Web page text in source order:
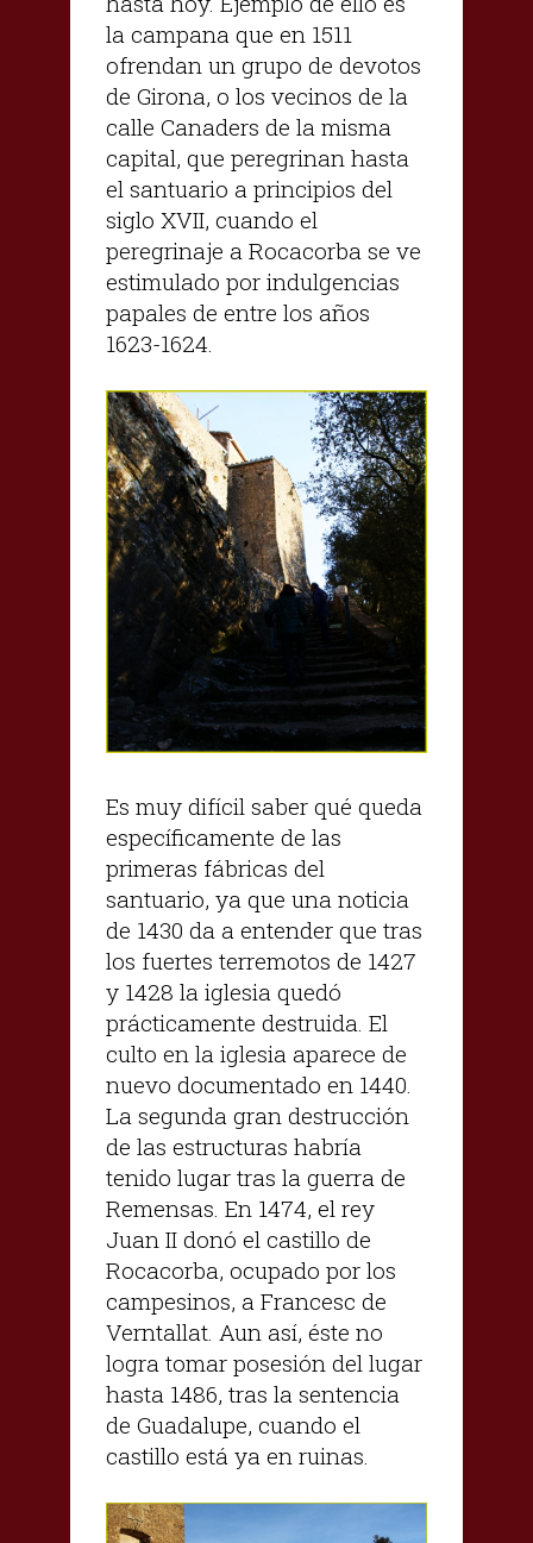
la campana que en 1511
ofrendan un grupo de devotos
de Girona, o los vecinos de la
calle Canaders de la misma
capital, que peregrinan hasta
el santuario a principios del
siglo XVII, cuando el
peregrinaje a Rocacorba se ve
estimulado por indulgencias
papales de entre los años
1623-1624.
Es muy difícil saber qué queda
específicamente de las
primeras fábricas del
santuario, ya que una noticia
de 1430 da a entender que tras
los fuertes terremotos de 1427
y 1428 la iglesia quedó
prácticamente destruida. El
culto en la iglesia aparece de
nuevo documentado en 1440.
La segunda gran destrucción
de las estructuras habría
tenido lugar tras la guerra de
Remensas. En 1474, el rey
Juan II donó el castillo de
Rocacorba, ocupado por los
campesinos, a Francesc de
Verntallat. Aun así, éste no
logra tomar posesión del lugar
hasta 1486, tras la sentencia
de Guadalupe, cuando el
castillo está ya en ruinas.